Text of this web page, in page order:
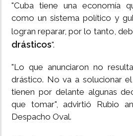
"Cuba tiene una economía
como un sistema político y
logran reparar, por lo tanto,
drásticos".
"Lo que anunciaron no
drástico. No va a solucionar
tienen por delante algunas
que tomar", advirtió Rubio
Despacho Oval.